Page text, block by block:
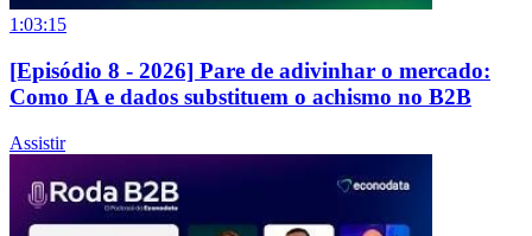
1:03:15
[Episódio 8 - 2026] Pare de adivinhar o mercado:
Como IA e dados substituem o achismo no B2B
Assistir